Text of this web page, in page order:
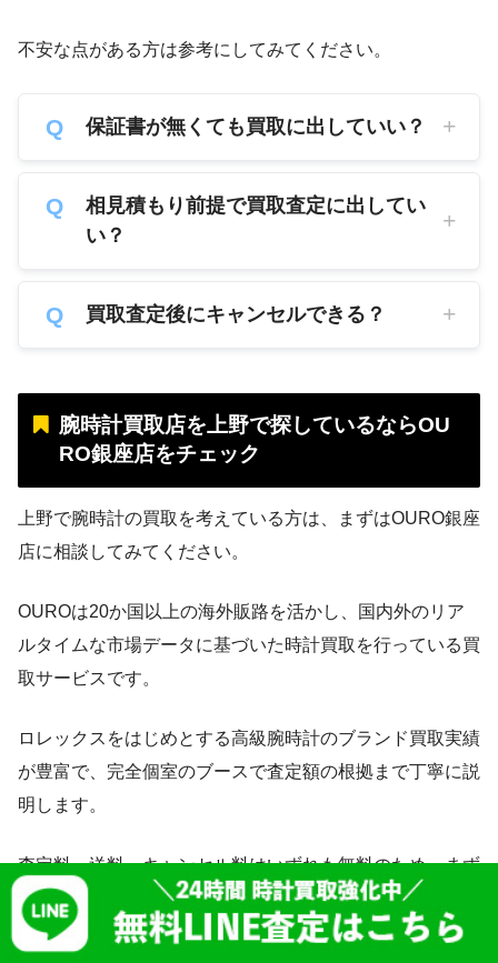
不安な点がある方は参考にしてみてください。
保証書が無くても買取に出していい？
相見積もり前提で買取査定に出してい
い？
買取査定後にキャンセルできる？
腕時計買取店を上野で探しているならOU
RO銀座店をチェック
上野で腕時計の買取を考えている方は、まずはOURO銀座
店に相談してみてください。
OUROは20か国以上の海外販路を活かし、国内外のリア
ルタイムな市場データに基づいた時計買取を行っている買
取サービスです。
ロレックスをはじめとする高級腕時計のブランド買取実績
が豊富で、完全個室のブースで査定額の根拠まで丁寧に説
明します。
査定料・送料・キャンセル料はいずれも無料のため、まず
は金額を知りたいだけという方でも利用しやすく、宅配買
取・出張買取・LINE査定にも対応しています。
OURO TOP 店舗一覧 会社概要 プライバシーポリシー
利用規約 ロレックス買取 大阪ロレックス